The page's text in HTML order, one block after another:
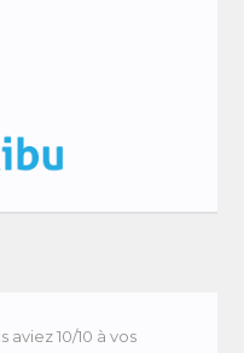
aviez 10/10 à vos